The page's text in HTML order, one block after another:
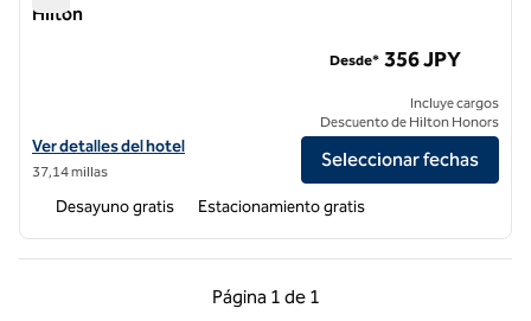
Hilton
Ver detalles del hotel Hampton by Hilton Wuxi East Railway Station
Ver detalles del hotel
37,14 millas
Desde* 356 JPY
Incluye cargos
Descuento de Hilton Honors
Seleccionar fechas
Desayuno gratis Estacionamiento gratis
Página 1 de 1
Página anterior, 1 de 1
Página 1 de 1